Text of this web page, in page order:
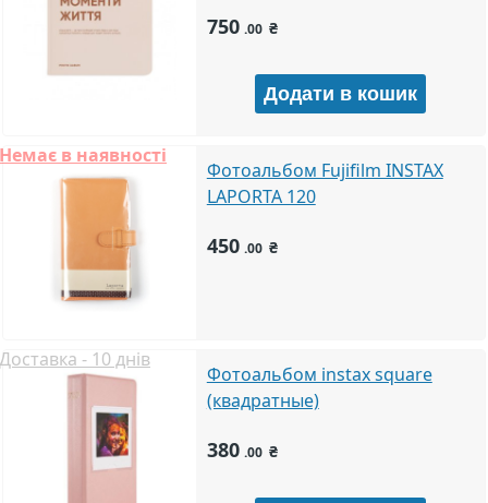
750 .00 ₴
Немає в наявності
Фотоальбом Fujifilm INSTAX
LAPORTA 120
450 .00 ₴
Доставка - 10 днів
Фотоальбом instax square
(квадратные)
380 .00 ₴